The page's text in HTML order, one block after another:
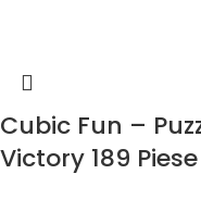
Cubic Fun –
Victory 189 Piese